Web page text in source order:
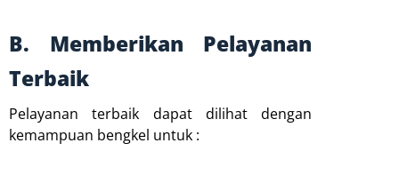
B. Memberikan Pelayanan
Terbaik
Pelayanan terbaik dapat dilihat dengan
kemampuan bengkel untuk :